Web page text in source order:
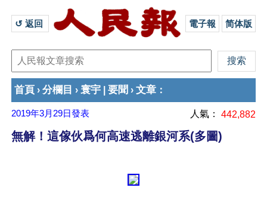
↺ 返回 電子報 简体版
首頁 › 分欄目 › 寰宇 要聞 › 文章 ：
2019年3月29日發表 人氣： 442,882
無解！這傢伙爲何高速逃離銀河系(多圖)